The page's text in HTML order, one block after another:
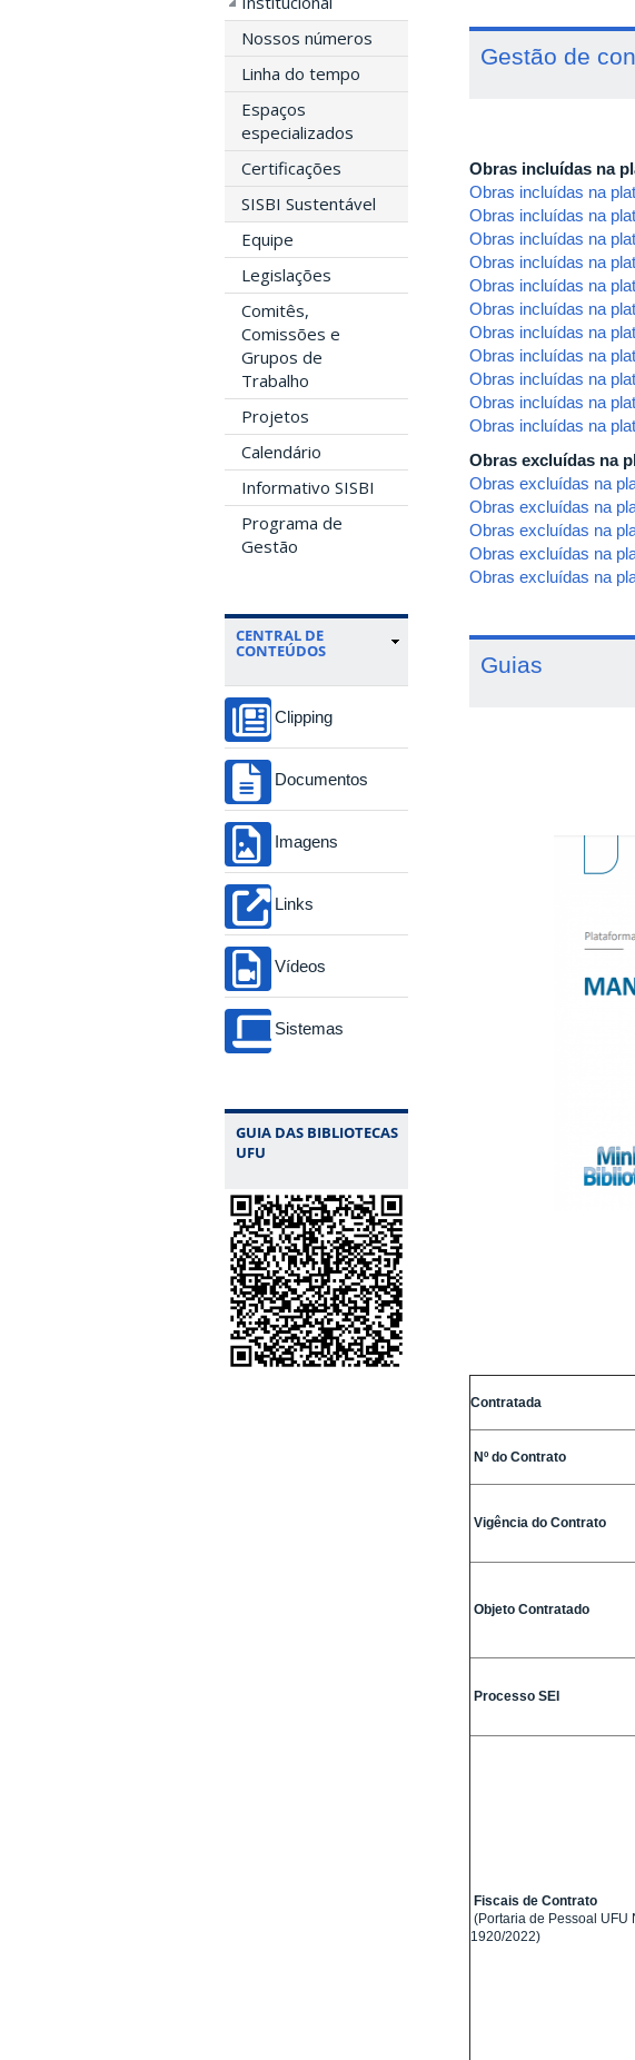
Nossos números
Linha do tempo
Espaços
especializados
Certificações
SISBI Sustentável
Equipe
Legislações
Comitês,
Comissões e
Grupos de
Trabalho
Projetos
Calendário
Informativo SISBI
Programa de
Gestão
CENTRAL DE
CONTEÚDOS
Clipping
Documentos
Imagens
Links
Vídeos
Sistemas
GUIA DAS BIBLIOTECAS
UFU
Gestão de
Obras incluídas na
Obras incluídas na
Obras incluídas na
Obras incluídas na
Obras incluídas na
Obras incluídas na
Obras incluídas na
Obras incluídas na
Obras incluídas na
Obras incluídas na
Obras incluídas na
Obras incluídas na
Obras excluídas na
Obras excluídas na
Obras excluídas na
Obras excluídas na
Obras excluídas na
Obras excluídas na
Guias
Contratada
Nº do Contrato
Vigência do Contrato
Objeto Contratado
Processo SEI
Fiscais de Contrato
(Portaria de Pessoal UFU
1920/2022)